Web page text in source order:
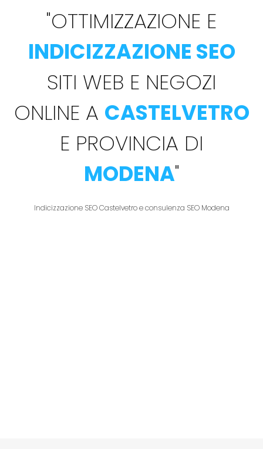
"OTTIMIZZAZIONE E
INDICIZZAZIONE SEO
SITI WEB E NEGOZI
ONLINE A CASTELVETRO
E PROVINCIA DI
MODENA"
Indicizzazione SEO Castelvetro e consulenza SEO Modena